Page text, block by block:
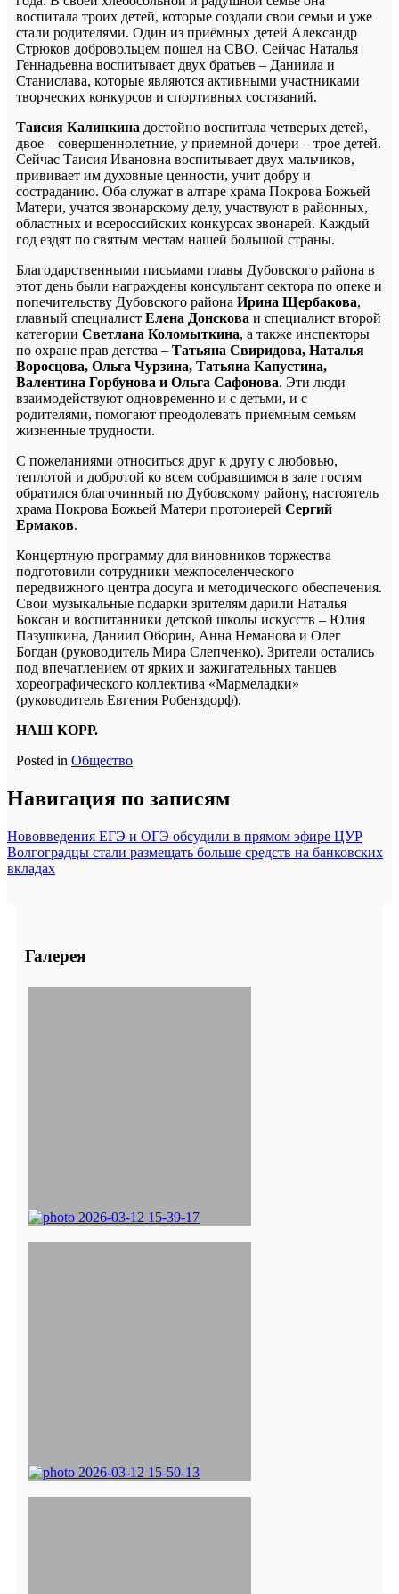
воспитала троих детей, которые создали свои семьи и уже
стали родителями. Один из приёмных детей Александр
Стрюков добровольцем пошел на СВО. Сейчас Наталья
Геннадьевна воспитывает двух братьев – Даниила и
Станислава, которые являются активными участниками
творческих конкурсов и спортивных состязаний.
Таисия Калинкина достойно воспитала четверых детей,
двое – совершеннолетние, у приемной дочери – трое детей.
Сейчас Таисия Ивановна воспитывает двух мальчиков,
прививает им духовные ценности, учит добру и
состраданию. Оба служат в алтаре храма Покрова Божьей
Матери, учатся звонарскому делу, участвуют в районных,
областных и всероссийских конкурсах звонарей. Каждый
год ездят по святым местам нашей большой страны.
Благодарственными письмами главы Дубовского района в
этот день были награждены консультант сектора по опеке и
попечительству Дубовского района Ирина Щербакова,
главный специалист Елена Донскова и специалист второй
категории Светлана Коломыткина, а также инспекторы
по охране прав детства – Татьяна Свиридова, Наталья
Воросцова, Ольга Чурзина, Татьяна Капустина,
Валентина Горбунова и Ольга Сафонова. Эти люди
взаимодействуют одновременно и с детьми, и с
родителями, помогают преодолевать приемным семьям
жизненные трудности.
С пожеланиями относиться друг к другу с любовью,
теплотой и добротой ко всем собравшимся в зале гостям
обратился благочинный по Дубовскому району, настоятель
храма Покрова Божьей Матери протоиерей Сергий
Ермаков.
Концертную программу для виновников торжества
подготовили сотрудники межпоселенческого
передвижного центра досуга и методического обеспечения.
Свои музыкальные подарки зрителям дарили Наталья
Боксан и воспитанники детской школы искусств – Юлия
Пазушкина, Даниил Оборин, Анна Неманова и Олег
Богдан (руководитель Мира Слепченко). Зрители остались
под впечатлением от ярких и зажигательных танцев
хореографического коллектива «Мармеладки»
(руководитель Евгения Робенздорф).
НАШ КОРР.
Posted in Общество
Навигация по записям
Нововведения ЕГЭ и ОГЭ обсудили в прямом эфире ЦУР
Волгоградцы стали размещать больше средств на банковских
вкладах
Галерея